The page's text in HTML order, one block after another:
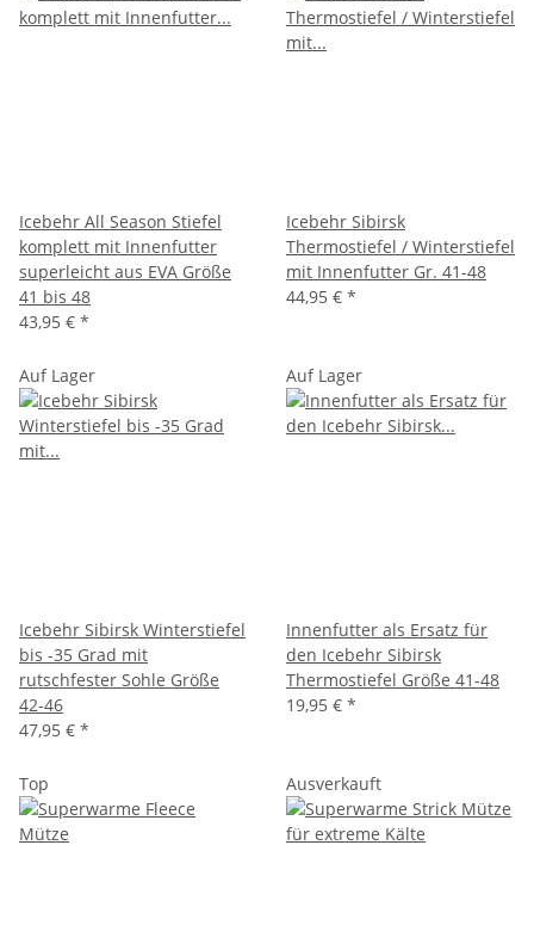
Icebehr All Season Stiefel
komplett mit Innenfutter
superleicht aus EVA Größe
41 bis 48
43,95 € *
Icebehr Sibirsk
Thermostiefel / Winterstiefel
mit Innenfutter Gr. 41-48
44,95 € *
Auf Lager
Icebehr Sibirsk Winterstiefel
bis -35 Grad mit
rutschfester Sohle Größe
42-46
47,95 € *
Auf Lager
Innenfutter als Ersatz für
den Icebehr Sibirsk
Thermostiefel Größe 41-48
19,95 € *
Top Ausverkauft